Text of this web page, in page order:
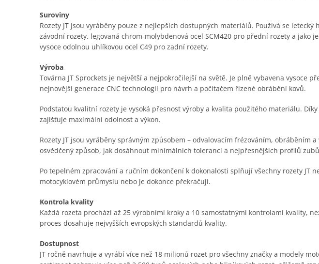
Suroviny
Rozety JT jsou vyráběny pouze z nejlepších dostupných materiálů. Používá se letecký
závodní rozety, legovaná chrom-molybdenová ocel SCM420 pro přední rozety a jako
vysoce odolnou uhlíkovou ocel C49 pro zadní rozety.
Výroba
Továrna JT Sprockets je největší a nejpokročilejší na světě. Je plně vybavena vysoce
nejnovější generace CNC technologií pro návrh a počítačem řízené obrábění kovů.
Podstatou kvalitní rozety je vysoká přesnost výroby a kvalita použitého materiálu.
zajišťuje maximální odolnost a výkon.
Rozety JT jsou vyráběny správným způsobem – odvalovacím frézováním, obráběním
osvědčený způsob, jak dosáhnout minimálních tolerancí a nejpřesnějších profilů
Po tepelném zpracování a ručním dokončení k dokonalosti splňují všechny rozety JT
motocyklovém průmyslu nebo je dokonce překračují.
Kontrola kvality
Každá rozeta prochází až 25 výrobními kroky a 10 samostatnými kontrolami kvality,
proces dosahuje nejvyšších evropských standardů kvality.
Dostupnost
JT ročně navrhuje a vyrábí více než 18 milionů rozet pro všechny značky a modely